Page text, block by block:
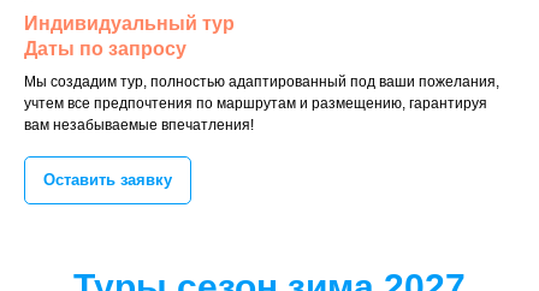
Индивидуальный тур
Даты по запросу
Мы создадим тур, полностью адаптированный под ваши пожелания,
учтем все предпочтения по маршрутам и размещению, гарантируя
вам незабываемые впечатления!
Оставить заявку